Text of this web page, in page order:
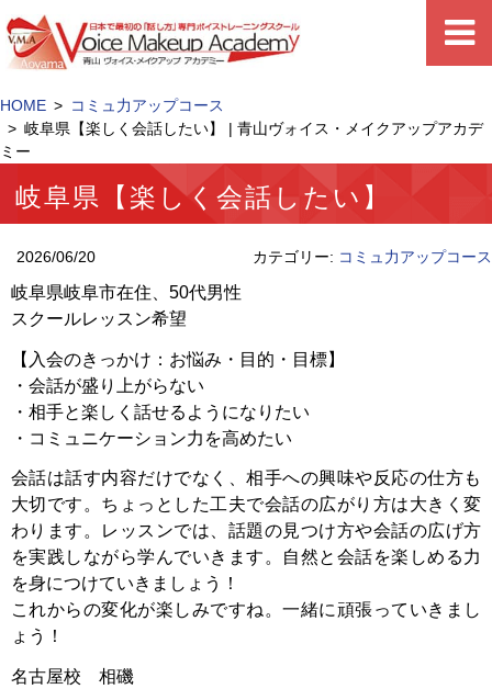
HOME
コミュ力アップコース
岐阜県【楽しく会話したい】 | 青山ヴォイス・メイクアップアカデ
ミー
岐阜県【楽しく会話したい】
2026/06/20 カテゴリー: コミュ力アップコース
岐阜県岐阜市在住、50代男性
スクールレッスン希望
【入会のきっかけ：お悩み・目的・目標】
・会話が盛り上がらない
・相手と楽しく話せるようになりたい
・コミュニケーション力を高めたい
会話は話す内容だけでなく、相手への興味や反応の仕方も
大切です。ちょっとした工夫で会話の広がり方は大きく変
わります。レッスンでは、話題の見つけ方や会話の広げ方
を実践しながら学んでいきます。自然と会話を楽しめる力
を身につけていきましょう！
これからの変化が楽しみですね。一緒に頑張っていきまし
ょう！
名古屋校 相磯